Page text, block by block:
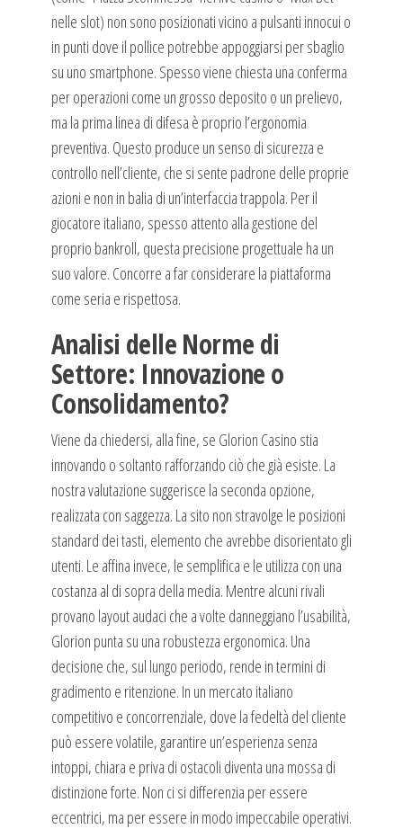
nelle slot) non sono posizionati vicino a pulsanti innocui o
in punti dove il pollice potrebbe appoggiarsi per sbaglio
su uno smartphone. Spesso viene chiesta una conferma
per operazioni come un grosso deposito o un prelievo,
ma la prima linea di difesa è proprio l’ergonomia
preventiva. Questo produce un senso di sicurezza e
controllo nell’cliente, che si sente padrone delle proprie
azioni e non in balia di un’interfaccia trappola. Per il
giocatore italiano, spesso attento alla gestione del
proprio bankroll, questa precisione progettuale ha un
suo valore. Concorre a far considerare la piattaforma
come seria e rispettosa.
Analisi delle Norme di
Settore: Innovazione o
Consolidamento?
Viene da chiedersi, alla fine, se Glorion Casino stia
innovando o soltanto rafforzando ciò che già esiste. La
nostra valutazione suggerisce la seconda opzione,
realizzata con saggezza. La sito non stravolge le posizioni
standard dei tasti, elemento che avrebbe disorientato gli
utenti. Le affina invece, le semplifica e le utilizza con una
costanza al di sopra della media. Mentre alcuni rivali
provano layout audaci che a volte danneggiano l’usabilità,
Glorion punta su una robustezza ergonomica. Una
decisione che, sul lungo periodo, rende in termini di
gradimento e ritenzione. In un mercato italiano
competitivo e concorrenziale, dove la fedeltà del cliente
può essere volatile, garantire un’esperienza senza
intoppi, chiara e priva di ostacoli diventa una mossa di
distinzione forte. Non ci si differenzia per essere
eccentrici, ma per essere in modo impeccabile operativi.